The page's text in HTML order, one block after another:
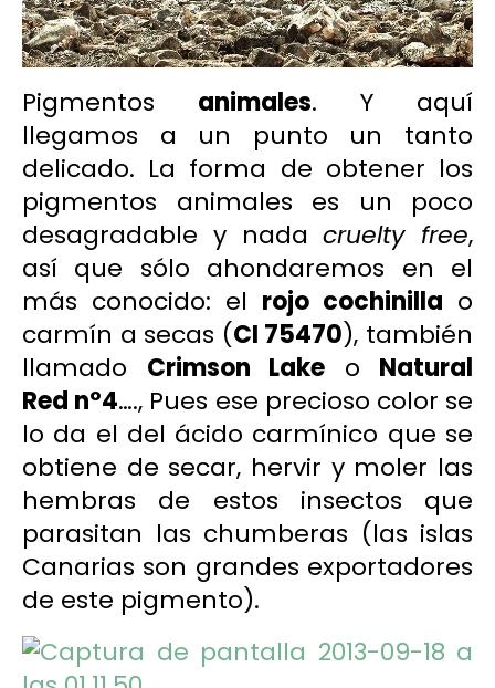
Pigmentos animales. Y aquí
llegamos a un punto un tanto
delicado. La forma de obtener los
pigmentos animales es un poco
desagradable y nadacruelty free,
así que sólo ahondaremos en el
más conocido: el rojo cochinilla o
carmín a secas (CI 75470), también
llamado Crimson Lake o Natural
Red nº4…., Pues ese precioso color se
lo da el del ácido carmínico que se
obtiene de secar, hervir y moler las
hembras de estos insectos que
parasitan las chumberas (las islas
Canarias son grandes exportadores
de este pigmento).